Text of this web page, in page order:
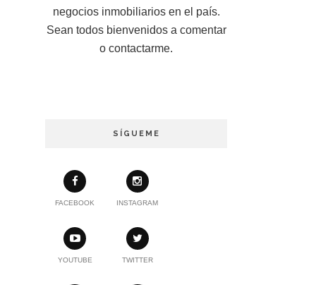
negocios inmobiliarios en el país.
Sean todos bienvenidos a comentar
o contactarme.
SÍGUEME
FACEBOOK INSTAGRAM
YOUTUBE TWITTER